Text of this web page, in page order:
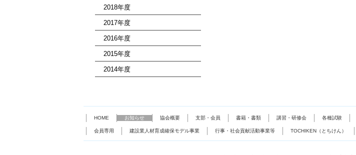
2018年度
2017年度
2016年度
2015年度
2014年度
HOME お知らせ 協会概要 支部・会員 書籍・書類 講習・研修会 各種試験
会員専用 建設業人材育成確保モデル事業 行事・社会貢献活動事業等 TOCHIKEN（とちけん）